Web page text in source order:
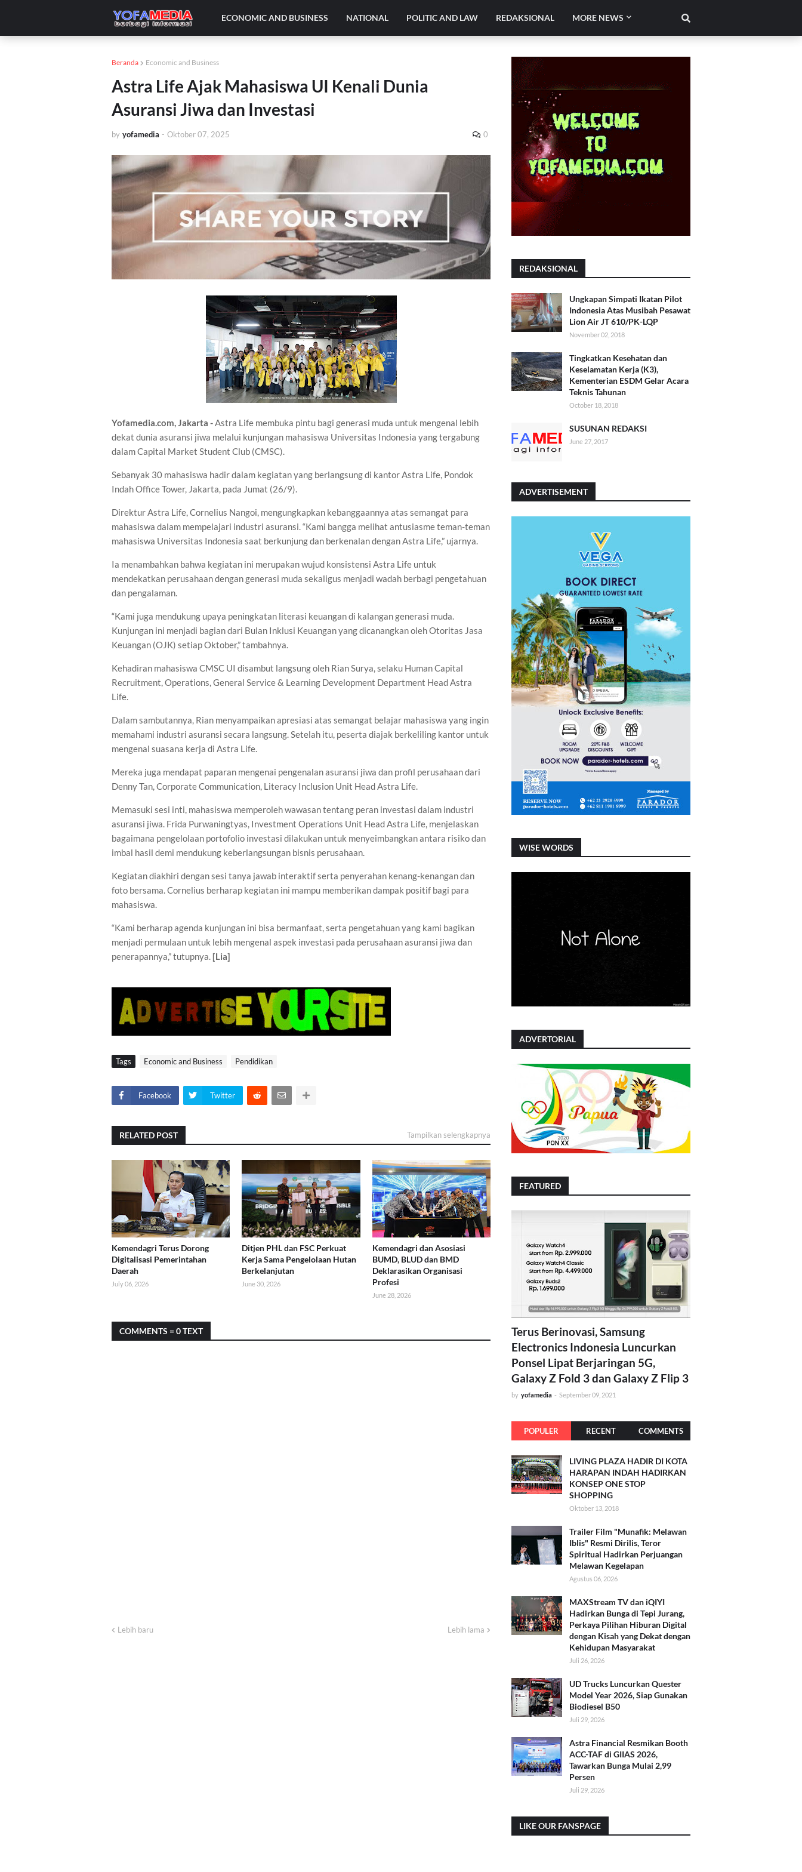
ECONOMIC AND BUSINESS NATIONAL POLITIC AND LAW REDAKSIONAL MORE NEWS
Beranda Economic and Business
Astra Life Ajak Mahasiswa UI Kenali Dunia
Asuransi Jiwa dan Investasi
by yofamedia - Oktober 07, 2025 0
Yofamedia.com, Jakarta -Astra Life membuka pintu bagi generasi muda untuk mengenal lebih
dekat dunia asuransi jiwa melalui kunjungan mahasiswa Universitas Indonesia yang tergabung
dalam Capital Market Student Club (CMSC).
Sebanyak 30 mahasiswa hadir dalam kegiatan yang berlangsung di kantor Astra Life, Pondok
Indah Office Tower, Jakarta, pada Jumat (26/9).
Direktur Astra Life, Cornelius Nangoi, mengungkapkan kebanggaannya atas semangat para
mahasiswa dalam mempelajari industri asuransi. “Kami bangga melihat antusiasme teman-teman
mahasiswa Universitas Indonesia saat berkunjung dan berkenalan dengan Astra Life,” ujarnya.
Ia menambahkan bahwa kegiatan ini merupakan wujud konsistensi Astra Life untuk
mendekatkan perusahaan dengan generasi muda sekaligus menjadi wadah berbagi pengetahuan
dan pengalaman.
“Kami juga mendukung upaya peningkatan literasi keuangan di kalangan generasi muda.
Kunjungan ini menjadi bagian dari Bulan Inklusi Keuangan yang dicanangkan oleh Otoritas Jasa
Keuangan (OJK) setiap Oktober,” tambahnya.
Kehadiran mahasiswa CMSC UI disambut langsung oleh Rian Surya, selaku Human Capital
Recruitment, Operations, General Service & Learning Development Department Head Astra
Life.
Dalam sambutannya, Rian menyampaikan apresiasi atas semangat belajar mahasiswa yang ingin
memahami industri asuransi secara langsung. Setelah itu, peserta diajak berkeliling kantor untuk
mengenal suasana kerja di Astra Life.
Mereka juga mendapat paparan mengenai pengenalan asuransi jiwa dan profil perusahaan dari
Denny Tan, Corporate Communication, Literacy Inclusion Unit Head Astra Life.
Memasuki sesi inti, mahasiswa memperoleh wawasan tentang peran investasi dalam industri
asuransi jiwa. Frida Purwaningtyas, Investment Operations Unit Head Astra Life, menjelaskan
bagaimana pengelolaan portofolio investasi dilakukan untuk menyeimbangkan antara risiko dan
imbal hasil demi mendukung keberlangsungan bisnis perusahaan.
Kegiatan diakhiri dengan sesi tanya jawab interaktif serta penyerahan kenang-kenangan dan
foto bersama. Cornelius berharap kegiatan ini mampu memberikan dampak positif bagi para
mahasiswa.
“Kami berharap agenda kunjungan ini bisa bermanfaat, serta pengetahuan yang kami bagikan
menjadi permulaan untuk lebih mengenal aspek investasi pada perusahaan asuransi jiwa dan
penerapannya,” tutupnya. [Lia]
Tags Economic and Business Pendidikan
Facebook Twitter
RELATED POST Tampilkan selengkapnya
Kemendagri Terus Dorong
Digitalisasi Pemerintahan
Daerah
July 06, 2026
Ditjen PHL dan FSC Perkuat
Kerja Sama Pengelolaan Hutan
Berkelanjutan
June 30, 2026
Kemendagri dan Asosiasi
BUMD, BLUD dan BMD
Deklarasikan Organisasi
Profesi
June 28, 2026
COMMENTS = 0 TEXT
Lebih baru Lebih lama
REDAKSIONAL
Ungkapan Simpati Ikatan Pilot
Indonesia Atas Musibah Pesawat
Lion Air JT 610/PK-LQP
November 02, 2018
Tingkatkan Kesehatan dan
Keselamatan Kerja (K3),
Kementerian ESDM Gelar Acara
Teknis Tahunan
October 18, 2018
SUSUNAN REDAKSI
June 27, 2017
ADVERTISEMENT
WISE WORDS
ADVERTORIAL
FEATURED
Terus Berinovasi, Samsung
Electronics Indonesia Luncurkan
Ponsel Lipat Berjaringan 5G,
Galaxy Z Fold 3 dan Galaxy Z Flip 3
by yofamedia - September 09, 2021
POPULER RECENT COMMENTS
LIVING PLAZA HADIR DI KOTA
HARAPAN INDAH HADIRKAN
KONSEP ONE STOP
SHOPPING
Oktober 13, 2018
Trailer Film "Munafik: Melawan
Iblis" Resmi Dirilis, Teror
Spiritual Hadirkan Perjuangan
Melawan Kegelapan
Agustus 06, 2026
MAXStream TV dan iQIYI
Hadirkan Bunga di Tepi Jurang,
Perkaya Pilihan Hiburan Digital
dengan Kisah yang Dekat dengan
Kehidupan Masyarakat
Juli 26, 2026
UD Trucks Luncurkan Quester
Model Year 2026, Siap Gunakan
Biodiesel B50
Juli 29, 2026
Astra Financial Resmikan Booth
ACC-TAF di GIIAS 2026,
Tawarkan Bunga Mulai 2,99
Persen
Juli 29, 2026
LIKE OUR FANSPAGE